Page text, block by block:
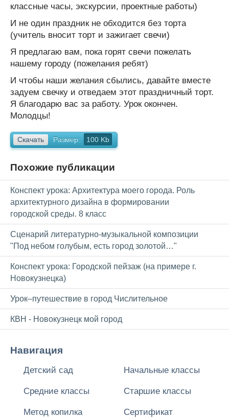
классные часы, экскурсии, проектные работы)
И не один праздник не обходится без торта
(учитель вносит торт и зажигает свечи)
Я предлагаю вам, пока горят свечи пожелать
нашему городу (пожелания ребят)
И чтобы наши желания сбылись, давайте вместе
задуем свечку и отведаем этот праздничный торт.
Я благодарю вас за работу. Урок окончен.
Молодцы!
Скачать Размер: 100 Kb
Похожие публикации
Конспект урока: Архитектура моего города. Роль
архитектурного дизайна в формировании
городской среды. 8 класс
Сценарий литературно-музыкальной композиции
"Под небом голубым, есть город золотой…"
Конспект урока: Городской пейзаж (на примере г.
Новокузнецка)
Урок–путешествие в город Числительное
КВН - Новокузнецк мой город
Навигация
Детский сад Начальные классы
Средние классы Старшие классы
Метод копилка Сертификат